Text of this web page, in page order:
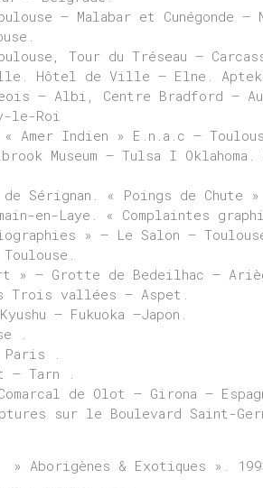
– Malabar et Cunégonde
Tour du Tréseau –
Hôtel de Ville – Elne.
– Albi, Centre Bradford –
le-Roi
Amer Indien » E.n.a.c –
Museum – Tulsa I
Sérignan. « Poings de Chute
en-Laye. « Complaintes
» – Le Salon –
» – Grotte de Bedeilhac –
Trois vallées – Aspet.
– Fukuoka –Japon.
.
.
– Tarn .
de Olot – Girona –
sur le Boulevard Saint-
» Aborigènes & Exotiques ».